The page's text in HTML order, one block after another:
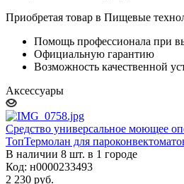
Приобретая товар в Пищевые
Помощь профессионала при
Официальную гарантию
Возможность качественной
Аксессуары
Средство универсальное моющее
ТопТермолан для
В наличии 8 шт. в 1 городе
Код: н0000233493
2 230 руб.